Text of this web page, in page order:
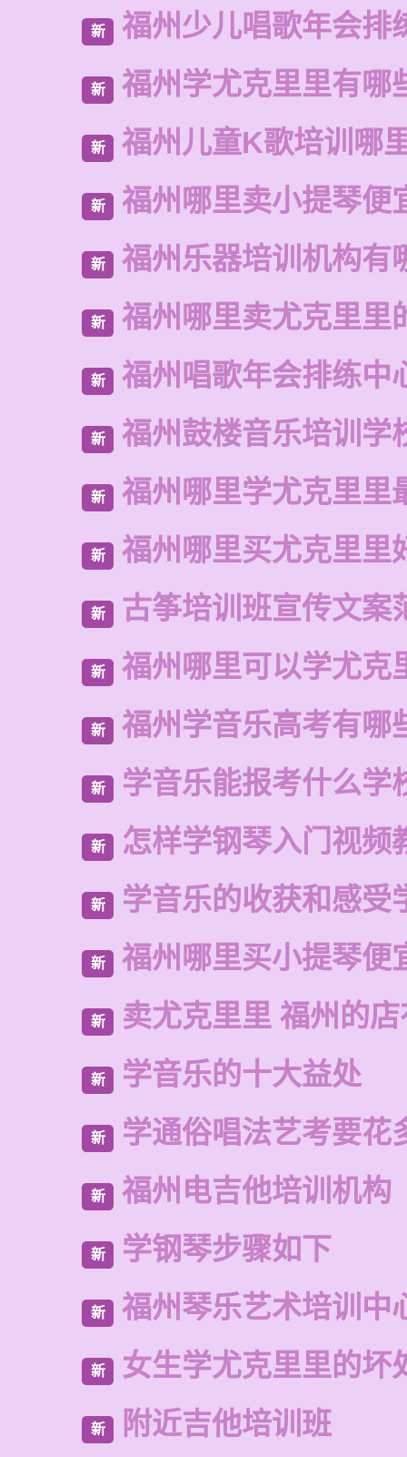
新 福州少儿唱歌年会排
新 福州学尤克里里有哪
新 福州儿童K歌培训哪
新 福州哪里卖小提琴便
新 福州乐器培训机构有
新 福州哪里卖尤克里里
新 福州唱歌年会排练中
新 福州鼓楼音乐培训学
新 福州哪里学尤克里里
新 福州哪里买尤克里里
新 古筝培训班宣传文案
新 福州哪里可以学尤克
新 福州学音乐高考有哪
新 学音乐能报考什么学
新 怎样学钢琴入门视频
新 学音乐的收获和感受
新 福州哪里买小提琴便
新 卖尤克里里 福州的
新 学音乐的十大益处
新 学通俗唱法艺考要花
新 福州电吉他培训机构
新 学钢琴步骤如下
新 福州琴乐艺术培训中
新 女生学尤克里里的坏
新 附近吉他培训班